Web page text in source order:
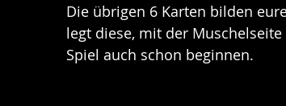
Die übrigen 6 Karten bilden
legt diese, mit der
Spiel auch schon beginnen.